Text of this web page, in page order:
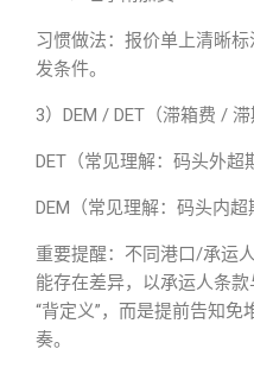
习惯做法：报价单上清晰
发条件。
3）DEM / DET（滞箱费 / 滞
DET（常见理解：码头外超
DEM（常见理解：码头内
重要提醒：不同港口/承运
能存在差异，以承运人条
“背定义”，而是提前告知
奏。